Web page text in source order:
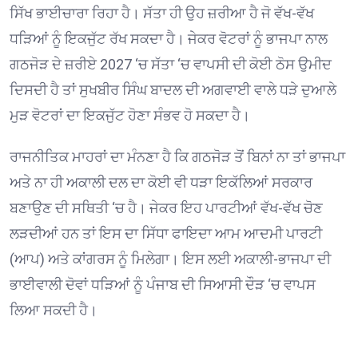
ਸਿੱਖ ਭਾਈਚਾਰਾ ਰਿਹਾ ਹੈ। ਸੱਤਾ ਹੀ ਉਹ ਜ਼ਰੀਆ ਹੈ ਜੋ ਵੱਖ-ਵੱਖ
ਧੜਿਆਂ ਨੂੰ ਇਕਜੁੱਟ ਰੱਖ ਸਕਦਾ ਹੈ। ਜੇਕਰ ਵੋਟਰਾਂ ਨੂੰ ਭਾਜਪਾ ਨਾਲ
ਗਠਜੋੜ ਦੇ ਜ਼ਰੀਏ 2027 ‘ਚ ਸੱਤਾ ‘ਚ ਵਾਪਸੀ ਦੀ ਕੋਈ ਠੋਸ ਉਮੀਦ
ਦਿਸਦੀ ਹੈ ਤਾਂ ਸੁਖਬੀਰ ਸਿੰਘ ਬਾਦਲ ਦੀ ਅਗਵਾਈ ਵਾਲੇ ਧੜੇ ਦੁਆਲੇ
ਮੁੜ ਵੋਟਰਾਂ ਦਾ ਇਕਜੁੱਟ ਹੋਣਾ ਸੰਭਵ ਹੋ ਸਕਦਾ ਹੈ।
ਰਾਜਨੀਤਿਕ ਮਾਹਰਾਂ ਦਾ ਮੰਨਣਾ ਹੈ ਕਿ ਗਠਜੋੜ ਤੋਂ ਬਿਨਾਂ ਨਾ ਤਾਂ ਭਾਜਪਾ
ਅਤੇ ਨਾ ਹੀ ਅਕਾਲੀ ਦਲ ਦਾ ਕੋਈ ਵੀ ਧੜਾ ਇਕੱਲਿਆਂ ਸਰਕਾਰ
ਬਣਾਉਣ ਦੀ ਸਥਿਤੀ ‘ਚ ਹੈ। ਜੇਕਰ ਇਹ ਪਾਰਟੀਆਂ ਵੱਖ-ਵੱਖ ਚੋਣ
ਲੜਦੀਆਂ ਹਨ ਤਾਂ ਇਸ ਦਾ ਸਿੱਧਾ ਫਾਇਦਾ ਆਮ ਆਦਮੀ ਪਾਰਟੀ
(ਆਪ) ਅਤੇ ਕਾਂਗਰਸ ਨੂੰ ਮਿਲੇਗਾ। ਇਸ ਲਈ ਅਕਾਲੀ-ਭਾਜਪਾ ਦੀ
ਭਾਈਵਾਲੀ ਦੋਵਾਂ ਧੜਿਆਂ ਨੂੰ ਪੰਜਾਬ ਦੀ ਸਿਆਸੀ ਦੌੜ ‘ਚ ਵਾਪਸ
ਲਿਆ ਸਕਦੀ ਹੈ।